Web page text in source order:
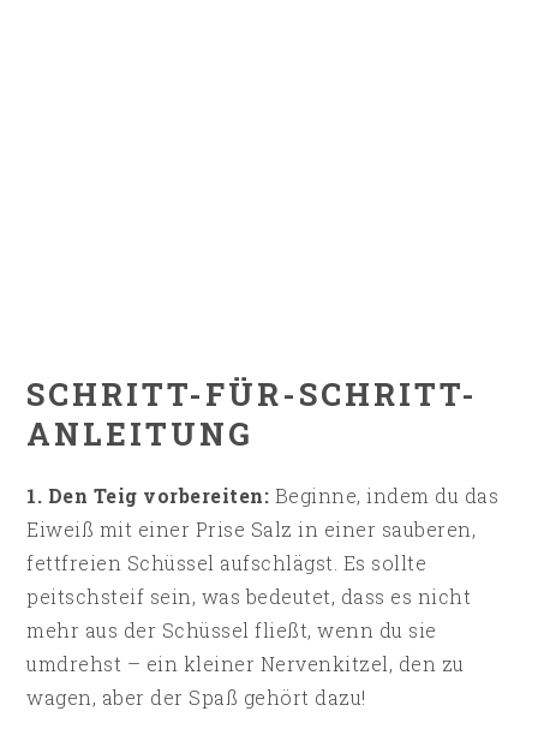
SCHRITT-FÜR-SCHRITT-
ANLEITUNG
1. Den Teig vorbereiten: Beginne, indem du das
Eiweiß mit einer Prise Salz in einer sauberen,
fettfreien Schüssel aufschlägst. Es sollte
peitschsteif sein, was bedeutet, dass es nicht
mehr aus der Schüssel fließt, wenn du sie
umdrehst – ein kleiner Nervenkitzel, den zu
wagen, aber der Spaß gehört dazu!